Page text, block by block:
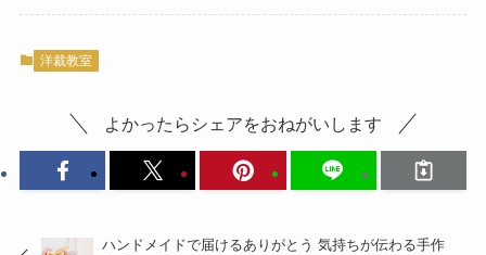
洋裁教室
よかったらシェアをおねがいします
ハンドメイドで届けるありがとう 気持ちが伝わる手作